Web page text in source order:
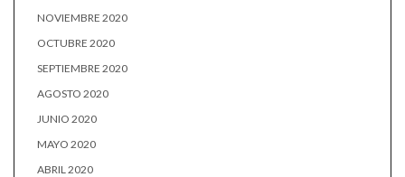
NOVIEMBRE 2020
OCTUBRE 2020
SEPTIEMBRE 2020
AGOSTO 2020
JUNIO 2020
MAYO 2020
ABRIL 2020